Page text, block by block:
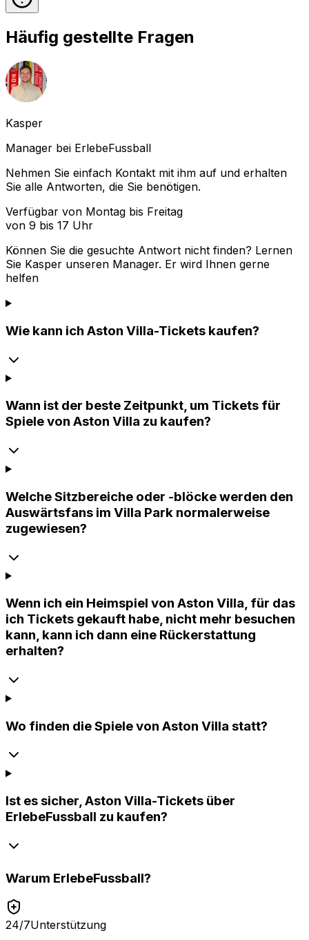
Häufig gestellte Fragen
Kasper
Manager bei ErlebeFussball
Nehmen Sie einfach Kontakt mit ihm auf und erhalten
Sie alle Antworten, die Sie benötigen.
Verfügbar von Montag bis Freitag
von 9 bis 17 Uhr
Können Sie die gesuchte Antwort nicht finden? Lernen
Sie Kasper unseren Manager. Er wird Ihnen gerne
helfen
Wie kann ich Aston Villa-Tickets kaufen?
Wann ist der beste Zeitpunkt, um Tickets für
Spiele von Aston Villa zu kaufen?
Welche Sitzbereiche oder -blöcke werden den
Auswärtsfans im Villa Park normalerweise
zugewiesen?
Wenn ich ein Heimspiel von Aston Villa, für das
ich Tickets gekauft habe, nicht mehr besuchen
kann, kann ich dann eine Rückerstattung
erhalten?
Wo finden die Spiele von Aston Villa statt?
Ist es sicher, Aston Villa-Tickets über
ErlebeFussball zu kaufen?
Warum ErlebeFussball?
24/7Unterstützung